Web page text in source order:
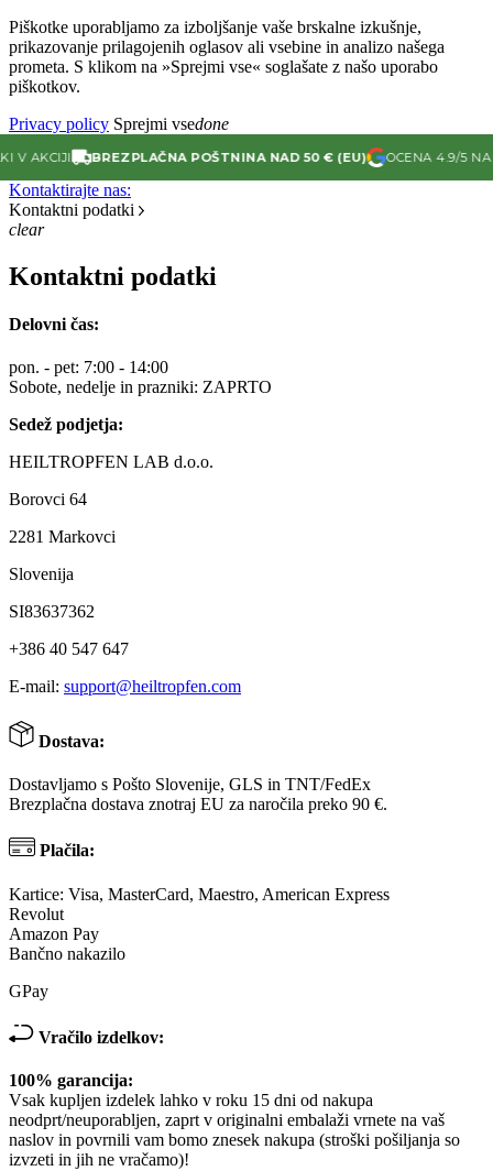
Piškotke uporabljamo za izboljšanje vaše brskalne izkušnje,
prikazovanje prilagojenih oglasov ali vsebine in analizo našega
prometa. S klikom na »Sprejmi vse« soglašate z našo uporabo
piškotkov.
Privacy policy Sprejmi vsedone
AKCIJI BREZPLAČNA POŠTNINA NAD 50 € (EU) OCENA 4.9/5 NA
Kontaktirajte nas:
Kontaktni podatki
clear
Kontaktni podatki
Delovni čas:
pon. - pet: 7:00 - 14:00
Sobote, nedelje in prazniki: ZAPRTO
Sedež podjetja:
HEILTROPFEN LAB d.o.o.
Borovci 64
2281 Markovci
Slovenija
SI83637362
+386 40 547 647
E-mail: support@heiltropfen.com
Dostava:
Dostavljamo s Pošto Slovenije, GLS in TNT/FedEx
Brezplačna dostava znotraj EU za naročila preko 90 €.
Plačila:
Kartice: Visa, MasterCard, Maestro, American Express
Revolut
Amazon Pay
Bančno nakazilo
GPay
Vračilo izdelkov:
100% garancija:
Vsak kupljen izdelek lahko v roku 15 dni od nakupa
neodprt/neuporabljen, zaprt v originalni embalaži vrnete na vaš
naslov in povrnili vam bomo znesek nakupa (stroški pošiljanja so
izvzeti in jih ne vračamo)!